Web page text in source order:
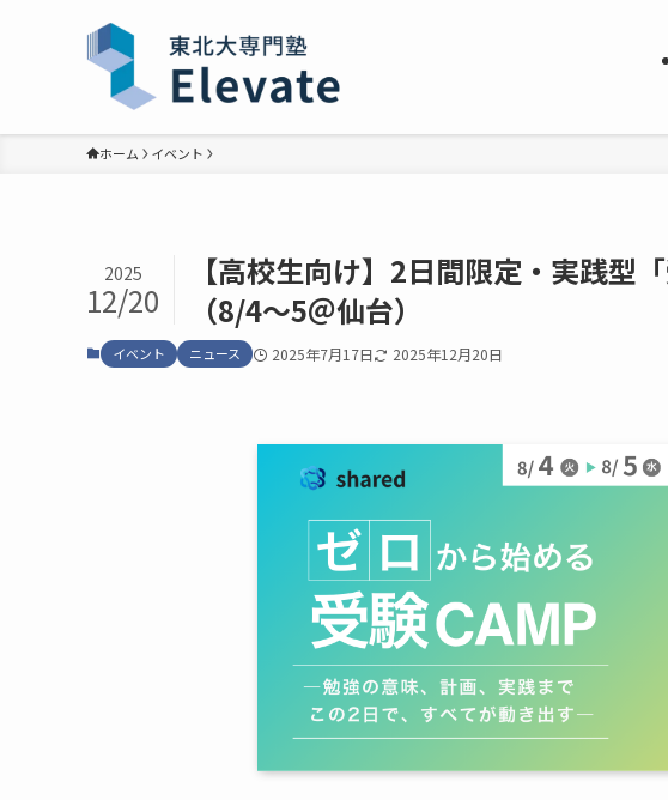
ホーム イベント
【高校生向け】2日間限定・実践型
（8/4〜5＠仙台）
2025
12/20
イベント ニュース 2025年7月17日 2025年12月20日